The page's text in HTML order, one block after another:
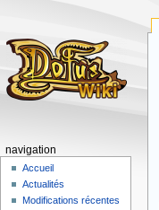
navigation
Accueil
Actualités
Modifications récentes